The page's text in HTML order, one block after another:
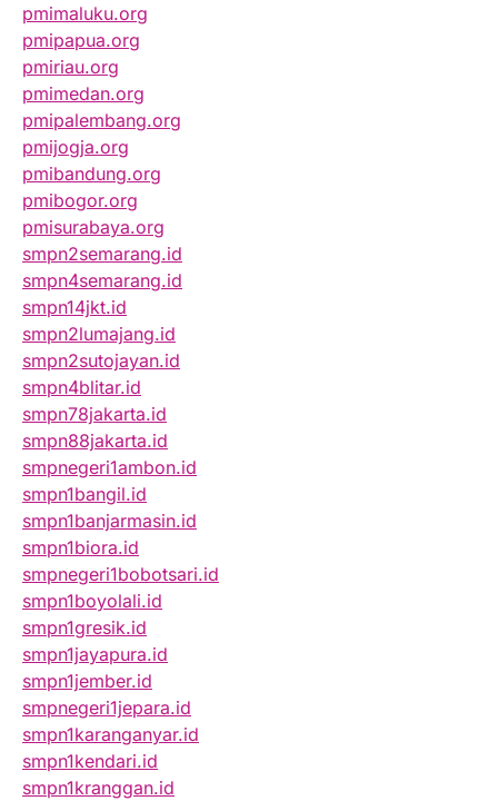
pmimaluku.org
pmipapua.org
pmiriau.org
pmimedan.org
pmipalembang.org
pmijogja.org
pmibandung.org
pmibogor.org
pmisurabaya.org
smpn2semarang.id
smpn4semarang.id
smpn14jkt.id
smpn2lumajang.id
smpn2sutojayan.id
smpn4blitar.id
smpn78jakarta.id
smpn88jakarta.id
smpnegeri1ambon.id
smpn1bangil.id
smpn1banjarmasin.id
smpn1biora.id
smpnegeri1bobotsari.id
smpn1boyolali.id
smpn1gresik.id
smpn1jayapura.id
smpn1jember.id
smpnegeri1jepara.id
smpn1karanganyar.id
smpn1kendari.id
smpn1kranggan.id